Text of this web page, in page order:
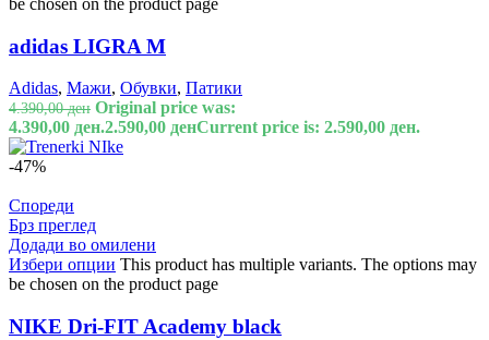
adidas LIGRA M
Adidas, Мажи, Обувки, Патики
4.390,00ден Original price was:
4.390,00 ден.2.590,00 денCurrent price is: 2.590,00 ден.
-47%
Спореди
Брз преглед
Додади во омилени
Избери опции This product has multiple variants. The options may
be chosen on the product page
NIKE Dri-FIT Academy black